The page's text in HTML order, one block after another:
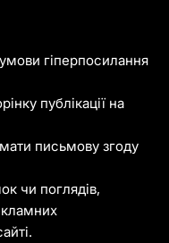
гіперпосилання
публікації на
письмову згоду
чи поглядів,